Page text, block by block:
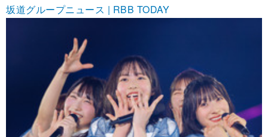
坂道グループニュース | RBB TODAY